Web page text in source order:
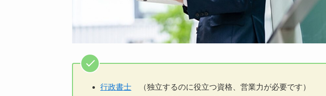
行政書士 （独立するのに役立つ資格、営業力が必要です）